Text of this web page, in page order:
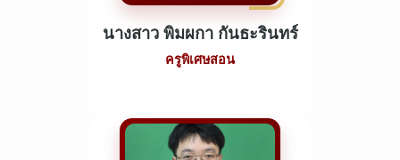
นางสาว พิมผกา กันธะรินทร์
ครูพิเศษสอน